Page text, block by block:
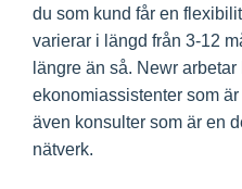
du som kund får en
varierar i längd från 3-12
längre än så. Newr
ekonomiassistenter som
även konsulter som är en
nätverk.